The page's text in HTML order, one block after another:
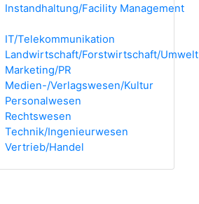
Instandhaltung/Facility Management
IT/Telekommunikation
Landwirtschaft/Forstwirtschaft/Umwelt
Marketing/PR
Medien-/Verlagswesen/Kultur
Personalwesen
Rechtswesen
Technik/Ingenieurwesen
Vertrieb/Handel